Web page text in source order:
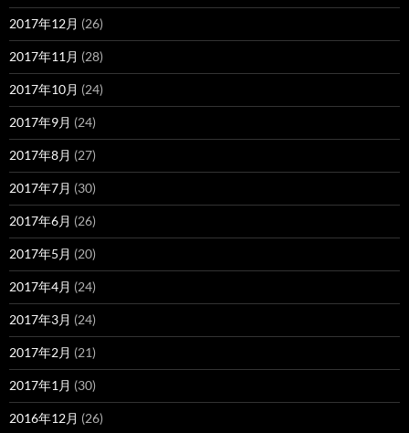
2017年12月 (26)
2017年11月 (28)
2017年10月 (24)
2017年9月 (24)
2017年8月 (27)
2017年7月 (30)
2017年6月 (26)
2017年5月 (20)
2017年4月 (24)
2017年3月 (24)
2017年2月 (21)
2017年1月 (30)
2016年12月 (26)